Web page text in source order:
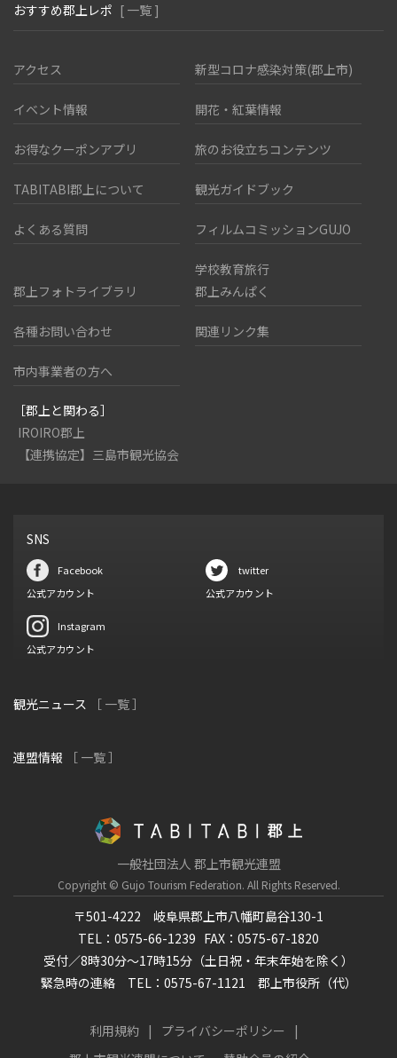
おすすめ郡上レポ [ 一覧 ]
アクセス 新型コロナ感染対策(郡上市)
イベント情報 開花・紅葉情報
お得なクーポンアプリ 旅のお役立ちコンテンツ
TABITABI郡上について 観光ガイドブック
よくある質問 フィルムコミッションGUJO
郡上フォトライブラリ
学校教育旅行
郡上みんぱく
各種お問い合わせ 関連リンク集
市内事業者の方へ
［郡上と関わる］
IROIRO郡上
【連携協定】三島市観光協会
SNS
Facebook
公式アカウント
twitter
公式アカウント
Instagram
公式アカウント
観光ニュース ［ 一覧 ］
連盟情報 ［ 一覧 ］
一般社団法人 郡上市観光連盟
Copyright © Gujo Tourism Federation. All Rights Reserved.
〒501-4222 岐阜県郡上市八幡町島谷130-1
TEL：0575-66-1239 FAX：0575-67-1820
受付／8時30分～17時15分（土日祝・年末年始を除く）
緊急時の連絡 TEL：0575-67-1121 郡上市役所（代）
利用規約
プライバシーポリシー